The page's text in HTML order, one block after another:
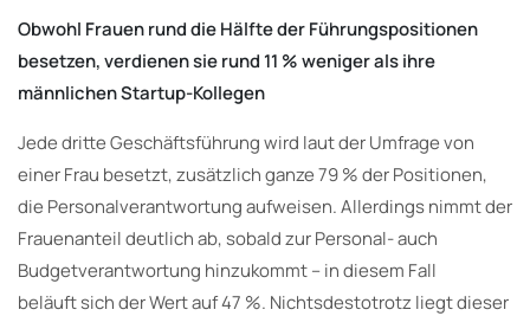
Obwohl Frauen rund die Hälfte der Führungspositionen
besetzen, verdienen sie rund 11 % weniger als ihre
männlichen Startup-Kollegen
Jede dritte Geschäftsführung wird laut der Umfrage von
einer Frau besetzt, zusätzlich ganze 79 % der Positionen,
die Personalverantwortung aufweisen. Allerdings nimmt der
Frauenanteil deutlich ab, sobald zur Personal- auch
Budgetverantwortung hinzukommt – in diesem Fall
beläuft sich der Wert auf 47 %. Nichtsdestotrotz liegt dieser